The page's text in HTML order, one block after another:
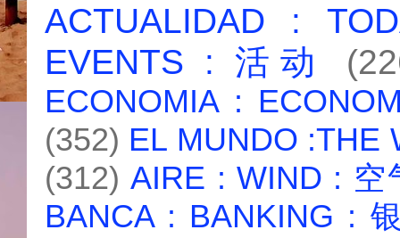
ACTUALIDAD :
EVENTS : 活动
ECONOMIA :
(352) EL MUNDO :THE
(312) AIRE : WIND : 空
BANCA : BANKING :